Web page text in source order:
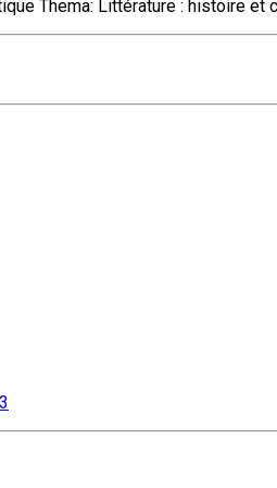
Thema: Littérature : histoire et